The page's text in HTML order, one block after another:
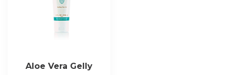
Aloe Vera Gelly